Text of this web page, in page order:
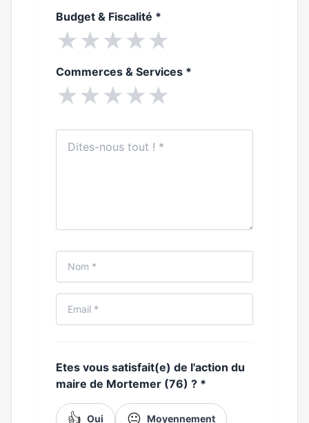
Budget & Fiscalité *
★★★★★
Commerces & Services *
★★★★★
Etes vous satisfait(e) de l'action du
maire de Mortemer (76) ? *
👍 Oui 😐 Moyennement